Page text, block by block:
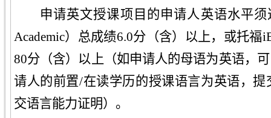
申请英文授课项目的申请人英语水平
Academic）总成绩6.0分（含）以上，或托
80分（含）以上（如申请人的母语为英语，
请人的前置/在读学历的授课语言为英语，
交语言能力证明）。